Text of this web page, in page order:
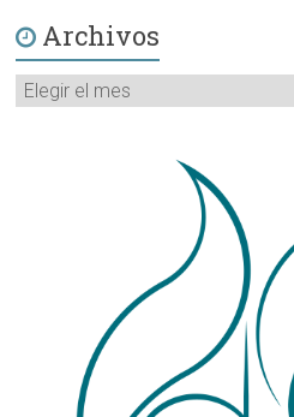
Archivos
Archivos